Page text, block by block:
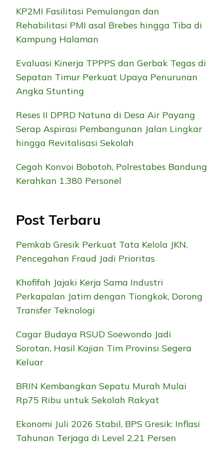
KP2MI Fasilitasi Pemulangan dan
Rehabilitasi PMI asal Brebes hingga Tiba di
Kampung Halaman
Evaluasi Kinerja TPPPS dan Gerbak Tegas di
Sepatan Timur Perkuat Upaya Penurunan
Angka Stunting
Reses II DPRD Natuna di Desa Air Payang
Serap Aspirasi Pembangunan Jalan Lingkar
hingga Revitalisasi Sekolah
Cegah Konvoi Bobotoh, Polrestabes Bandung
Kerahkan 1.380 Personel
Post Terbaru
Pemkab Gresik Perkuat Tata Kelola JKN,
Pencegahan Fraud Jadi Prioritas
Khofifah Jajaki Kerja Sama Industri
Perkapalan Jatim dengan Tiongkok, Dorong
Transfer Teknologi
Cagar Budaya RSUD Soewondo Jadi
Sorotan, Hasil Kajian Tim Provinsi Segera
Keluar
BRIN Kembangkan Sepatu Murah Mulai
Rp75 Ribu untuk Sekolah Rakyat
Ekonomi Juli 2026 Stabil, BPS Gresik: Inflasi
Tahunan Terjaga di Level 2,21 Persen